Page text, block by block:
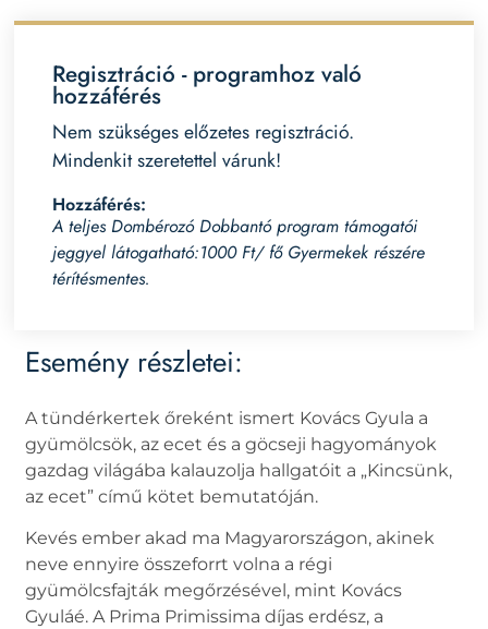
Regisztráció - programhoz való
hozzáférés
Nem szükséges előzetes regisztráció.
Mindenkit szeretettel várunk!
Hozzáférés:
A teljes Dombérozó Dobbantó program támogatói
jeggyel látogatható:1000 Ft/ fő Gyermekek részére
térítésmentes.
Esemény részletei:
A tündérkertek őreként ismert Kovács Gyula a
gyümölcsök, az ecet és a göcseji hagyományok
gazdag világába kalauzolja hallgatóit a „Kincsünk,
az ecet” című kötet bemutatóján.
Kevés ember akad ma Magyarországon, akinek
neve ennyire összeforrt volna a régi
gyümölcsfajták megőrzésével, mint Kovács
Gyuláé. A Prima Primissima díjas erdész, a